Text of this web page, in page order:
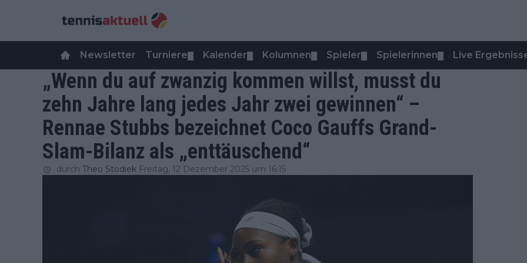
Newsletter Turniere Kalender Kolumnen Spieler Spielerinnen Live
„Wenn du auf zwanzig kommen willst, musst du
zehn Jahre lang jedes Jahr zwei gewinnen“ –
Rennae Stubbs bezeichnet Coco Gauffs Grand-
Slam-Bilanz als „enttäuschend“
durch Theo Stodiek Freitag, 12 Dezember 2025 um 16:15